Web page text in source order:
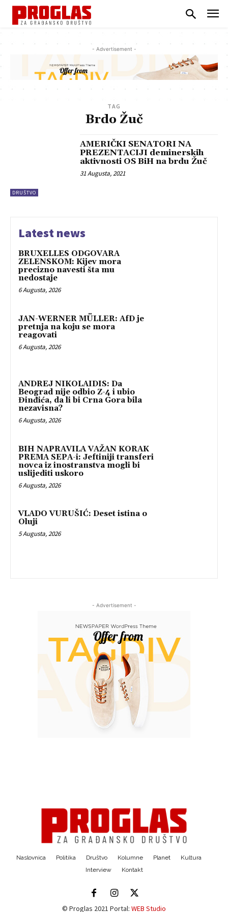
- Advertisement -
TAG
Brdo Žuč
DRUŠTVO
AMERIČKI SENATORI NA
PREZENTACIJI deminerskih
aktivnosti OS BiH na brdu Žuč
31 Augusta, 2021
Latest news
BRUXELLES ODGOVARA
ZELENSKOM: Kijev mora
precizno navesti šta mu
nedostaje
6 Augusta, 2026
JAN-WERNER MÜLLER: AfD je
pretnja na koju se mora
reagovati
6 Augusta, 2026
ANDREJ NIKOLAIDIS: Da
Beograd nije odbio Z-4 i ubio
Đinđića, da li bi Crna Gora bila
nezavisna?
6 Augusta, 2026
BIH NAPRAVILA VAŽAN KORAK
PREMA SEPA-i: Jeftiniji transferi
novca iz inostranstva mogli bi
uslijediti uskoro
6 Augusta, 2026
VLADO VURUŠIĆ: Deset istina o
Oluji
5 Augusta, 2026
- Advertisement -
Naslovnica Politika Društvo Kolumne Planet
Kultura
Interview
Kontakt
© Proglas 2021 Portal: WEB Studio